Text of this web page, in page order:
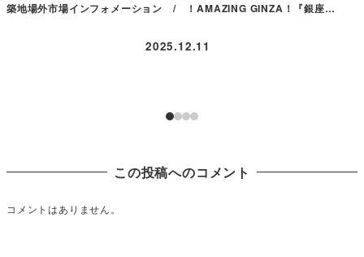
築地場外市場インフォメーション / ！AMAZING GINZA！『銀座…
2025.12.11
この投稿へのコメント
コメントはありません。